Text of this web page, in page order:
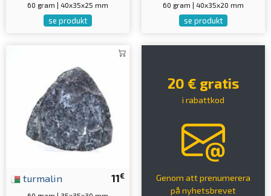
60 gram | 40x35x25 mm
se produkt
60 gram | 40x35x20 mm
se produkt
11€
turmalin
20 € gratis
i rabattkod
Genom att prenumerera
på nyhetsbrevet